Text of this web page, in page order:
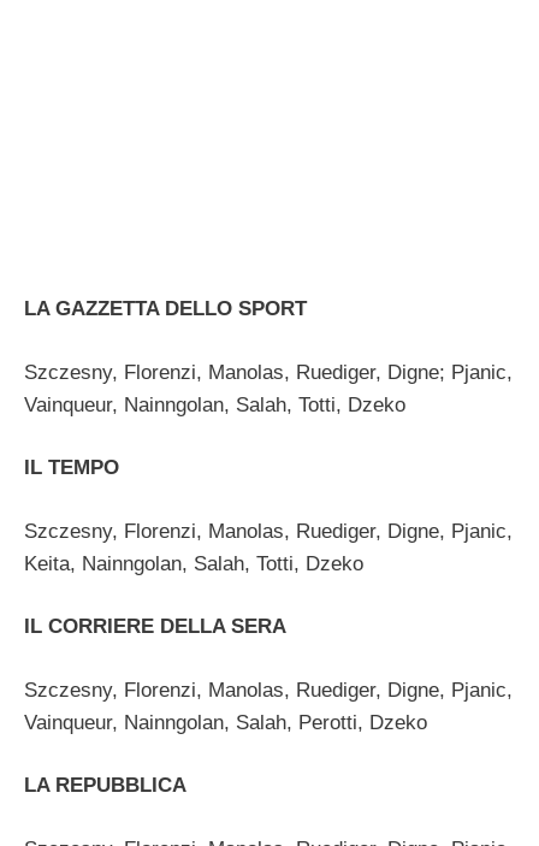
LA GAZZETTA DELLO SPORT
Szczesny, Florenzi, Manolas, Ruediger, Digne; Pjanic,
Vainqueur, Nainngolan, Salah, Totti, Dzeko
IL TEMPO
Szczesny, Florenzi, Manolas, Ruediger, Digne, Pjanic,
Keita, Nainngolan, Salah, Totti, Dzeko
IL CORRIERE DELLA SERA
Szczesny, Florenzi, Manolas, Ruediger, Digne, Pjanic,
Vainqueur, Nainngolan, Salah, Perotti, Dzeko
LA REPUBBLICA